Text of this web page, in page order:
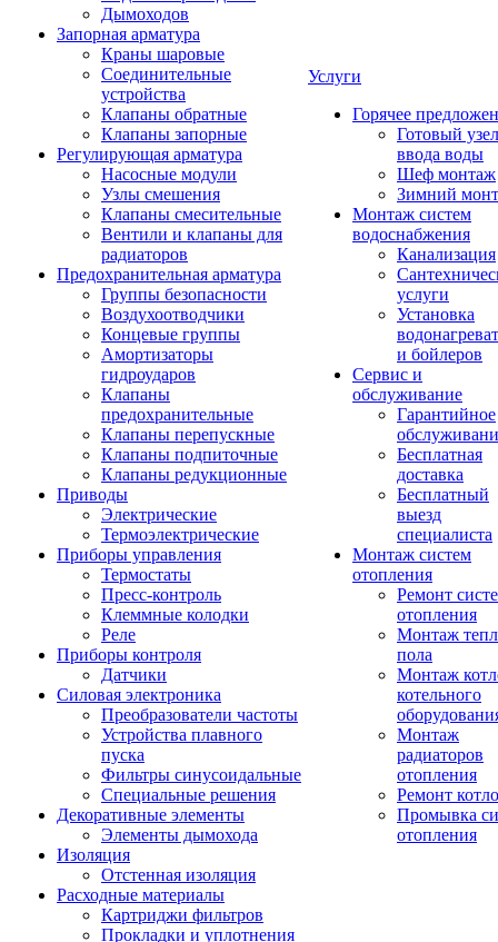
Дымоходов
Запорная арматура
Краны шаровые
Соединительные
устройства
Клапаны обратные
Клапаны запорные
Регулирующая арматура
Насосные модули
Узлы смешения
Клапаны смесительные
Вентили и клапаны для
радиаторов
Предохранительная арматура
Группы безопасности
Воздухоотводчики
Концевые группы
Амортизаторы
гидроударов
Клапаны
предохранительные
Клапаны перепускные
Клапаны подпиточные
Клапаны редукционные
Приводы
Электрические
Термоэлектрические
Приборы управления
Термостаты
Пресс-контроль
Клеммные колодки
Реле
Приборы контроля
Датчики
Силовая электроника
Преобразователи частоты
Устройства плавного
пуска
Фильтры синусоидальные
Специальные решения
Декоративные элементы
Элементы дымохода
Изоляция
Отстенная изоляция
Расходные материалы
Картриджи фильтров
Прокладки и уплотнения
Услуги
Горячее
Готовый узел
ввода воды
Шеф монтаж
Зимний
Монтаж систем
водоснабжения
Канализация
услуги
Установка
и бойлеров
Сервис и
обслуживание
Гарантийное
Бесплатная
доставка
Бесплатный
выезд
специалиста
Монтаж систем
отопления
Ремонт
отопления
Монтаж
пола
Монтаж
котельного
Монтаж
радиаторов
отопления
Ремонт
Промывка
отопления